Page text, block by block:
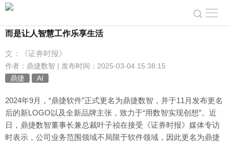
而是让人智慧工作乐享生活
文：《证券时报》
作者：鼎捷数智 | 发布时间：2025-03-04 15:38:15
鼎捷
AI
2024年9月，“鼎捷软件”正式更名为鼎捷数智，并于11月发布更名
后的新LOGO以及全新品牌主张，致力于“用数智实现创想”。近
日，鼎捷数智董事长兼总裁叶子祯在接受《证券时报》媒体专访
时表示，公司业务范围领域不局限于软件领域，因此更名为鼎捷